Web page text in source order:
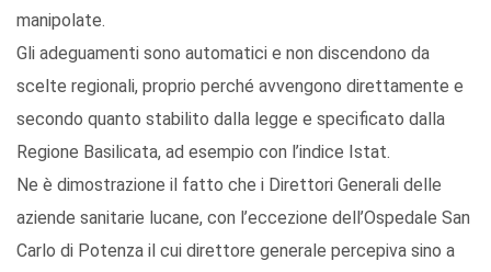
manipolate.
Gli adeguamenti sono automatici e non discendono da
scelte regionali, proprio perché avvengono direttamente e
secondo quanto stabilito dalla legge e specificato dalla
Regione Basilicata, ad esempio con l’indice Istat.
Ne è dimostrazione il fatto che i Direttori Generali delle
aziende sanitarie lucane, con l’eccezione dell’Ospedale San
Carlo di Potenza il cui direttore generale percepiva sino a